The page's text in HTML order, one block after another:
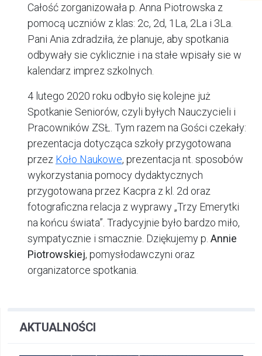
Całość zorganizowała p. Anna Piotrowska z
pomocą uczniów z klas: 2c, 2d, 1La, 2La i 3La.
Pani Ania zdradziła, że planuje, aby spotkania
odbywały sie cyklicznie i na stałe wpisały sie w
kalendarz imprez szkolnych.
4 lutego 2020 roku odbyło się kolejne już
Spotkanie Seniorów, czyli byłych Nauczycieli i
Pracowników ZSŁ. Tym razem na Gości czekały:
prezentacja dotycząca szkoły przygotowana
przez Koło Naukowe, prezentacja nt. sposobów
wykorzystania pomocy dydaktycznych
przygotowana przez Kacpra z kl. 2d oraz
fotograficzna relacja z wyprawy „Trzy Emerytki
na końcu świata”. Tradycyjnie było bardzo miło,
sympatycznie i smacznie. Dziękujemy p. Annie
Piotrowskiej, pomysłodawczyni oraz
organizatorce spotkania.
AKTUALNOŚCI